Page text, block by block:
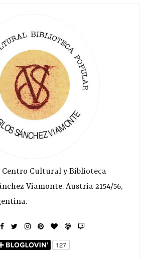
Cultural y Biblioteca
Viamonte. Austria 2154/56,